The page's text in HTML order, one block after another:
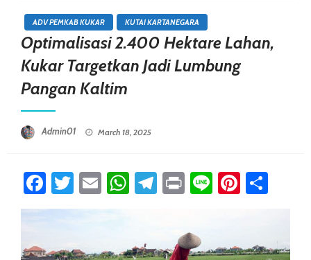
ADV PEMKAB KUKAR KUTAI KARTANEGARA
Optimalisasi 2.400 Hektare Lahan,
Kukar Targetkan Jadi Lumbung
Pangan Kaltim
Admin01 March 18, 2025
Facebook
Twitter
EmailWhatsApp
Telegram
PrintLine